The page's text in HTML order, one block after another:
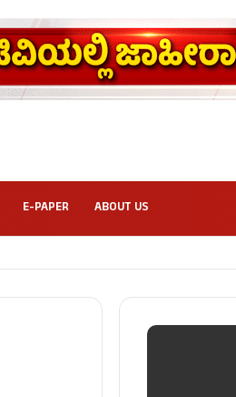
E-PAPER ABOUT US